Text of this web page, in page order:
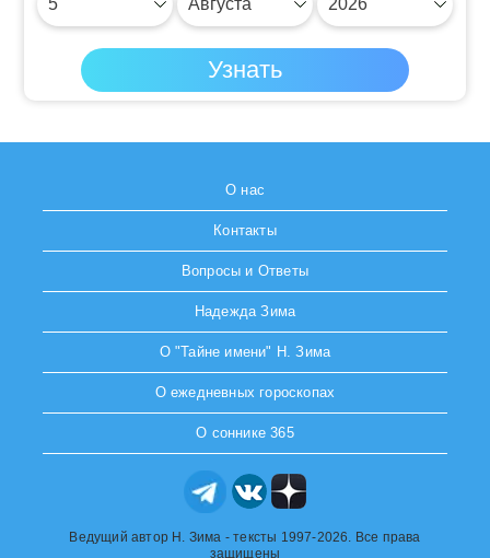
О нас
Контакты
Вопросы и Ответы
Надежда Зима
О "Тайне имени" Н. Зима
О ежедневных гороскопах
О соннике 365
Ведущий автор Н. Зима - тексты 1997-2026. Все права
защищены